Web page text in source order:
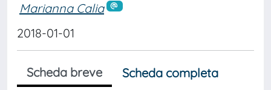
Marianna Calia
2018-01-01
Scheda breve
Scheda completa